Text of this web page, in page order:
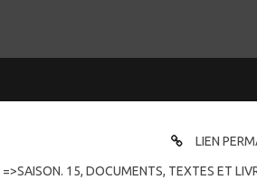
LIEN
=>SAISON. 15, DOCUMENTS, TEXTES ET